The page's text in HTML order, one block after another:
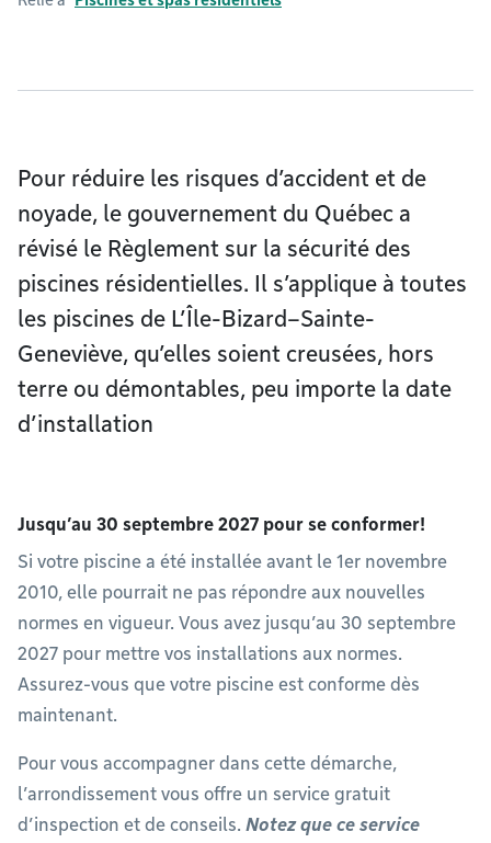
Pour réduire les risques d’accident et de
noyade, le gouvernement du Québec a
révisé le Règlement sur la sécurité des
piscines résidentielles. Il s’applique à toutes
les piscines de L’Île-Bizard–Sainte-
Geneviève, qu’elles soient creusées, hors
terre ou démontables, peu importe la date
d’installation
Jusqu’au 30 septembre 2027 pour se conformer!
Si votre piscine a été installée avant le 1er novembre
2010, elle pourrait ne pas répondre aux nouvelles
normes en vigueur. Vous avez jusqu’au 30 septembre
2027 pour mettre vos installations aux normes.
Assurez-vous que votre piscine est conforme dès
maintenant.
Pour vous accompagner dans cette démarche,
l’arrondissement vous offre un service gratuit
d’inspection et de conseils. Notez que ce service